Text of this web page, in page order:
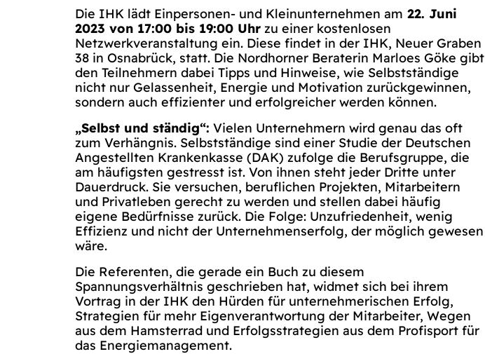
Die IHK lädt Einpersonen- und Kleinunternehmen am 22. Juni
2023 von 17:00 bis 19:00 Uhr zu einer kostenlosen
Netzwerkveranstaltung ein. Diese findet in der IHK, Neuer Graben
38 in Osnabrück, statt. Die Nordhorner Beraterin Marloes Göke gibt
den Teilnehmern dabei Tipps und Hinweise, wie Selbstständige
nicht nur Gelassenheit, Energie und Motivation zurückgewinnen,
sondern auch effizienter und erfolgreicher werden können.
„Selbst und ständig“: Vielen Unternehmern wird genau das oft
zum Verhängnis. Selbstständige sind einer Studie der Deutschen
Angestellten Krankenkasse (DAK) zufolge die Berufsgruppe, die
am häufigsten gestresst ist. Von ihnen steht jeder Dritte unter
Dauerdruck. Sie versuchen, beruflichen Projekten, Mitarbeitern
und Privatleben gerecht zu werden und stellen dabei häufig
eigene Bedürfnisse zurück. Die Folge: Unzufriedenheit, wenig
Effizienz und nicht der Unternehmenserfolg, der möglich gewesen
wäre.
Die Referenten, die gerade ein Buch zu diesem
Spannungsverhältnis geschrieben hat, widmet sich bei ihrem
Vortrag in der IHK den Hürden für unternehmerischen Erfolg,
Strategien für mehr Eigenverantwortung der Mitarbeiter, Wegen
aus dem Hamsterrad und Erfolgsstrategien aus dem Profisport für
das Energiemanagement.